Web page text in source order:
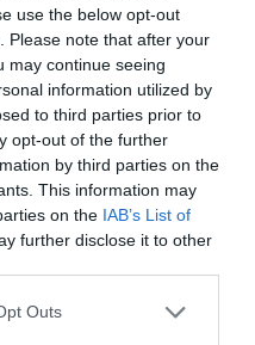
use the below opt-out
Please note that after your
may continue seeing
information utilized by
to third parties prior to
opt-out of the further
by third parties on the
This information may
on the IAB’s List of
further disclose it to other
uses one or more Google
Outs